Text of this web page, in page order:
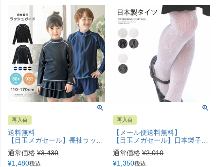
再入荷
送料無料
【目玉メガセール】長袖ラッシュガードスクール水着 長袖ラッシュガード フードなし 女の子 男の子 紺 黒 スクール 水着 TAK
通常価格 ¥3,430
¥1,480税込
再入荷
【メール便送料無料】
【目玉メガセール】日本製子供用タイツ《メール便優先商品》 YUP6
通常価格 ¥2,010
¥1,350税込